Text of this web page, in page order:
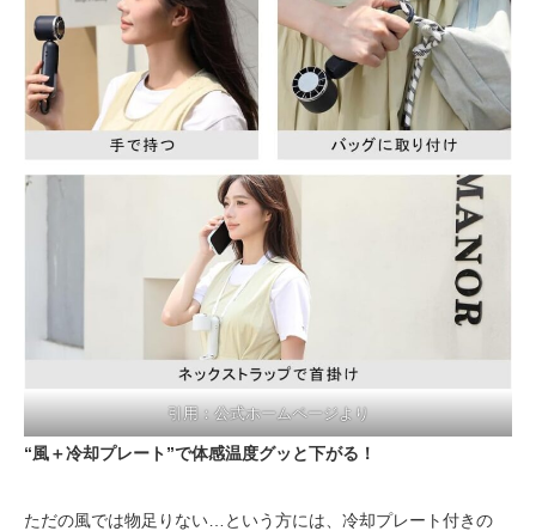
引用：公式ホームページより
“風＋冷却プレート”で体感温度グッと下がる！
ただの風では物足りない…という方には、冷却プレート付きの